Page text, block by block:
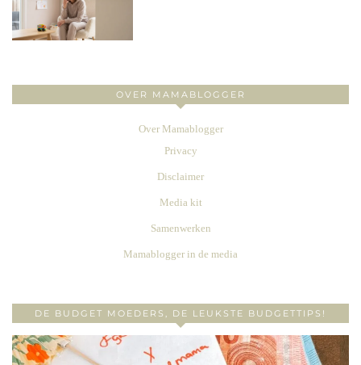
OVER MAMABLOGGER
Over Mamablogger
Privacy
Disclaimer
Media kit
Samenwerken
Mamablogger in de media
DE BUDGET MOEDERS, DE LEUKSTE BUDGETTIPS!